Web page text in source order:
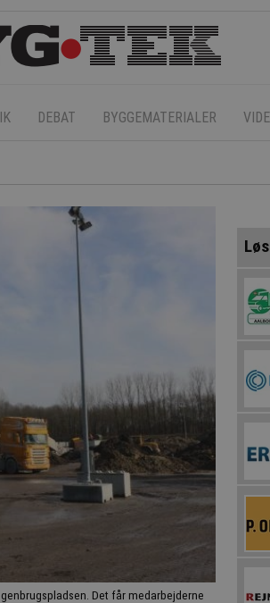
DEBAT BYGGEMATERIALER
Det får medarbejderne